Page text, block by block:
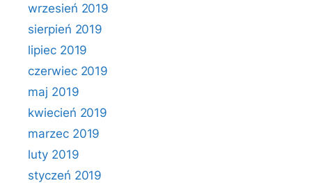
wrzesień 2019
sierpień 2019
lipiec 2019
czerwiec 2019
maj 2019
kwiecień 2019
marzec 2019
luty 2019
styczeń 2019